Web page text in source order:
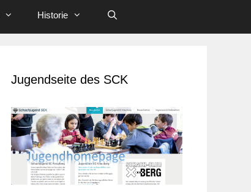
Historie
Jugendseite des SCK